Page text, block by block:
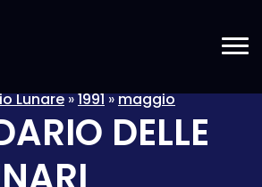
Lunare»1991»maggio
DELLE